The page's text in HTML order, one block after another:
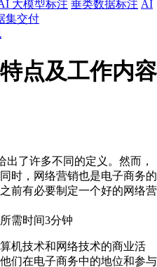
大模型标注 垂类数据标注 AI
集交付
点及工作内容
了许多不同的定义。然而，
时，网络营销也是电子商务的
前有必要制定一个好的网络营
需时间3分钟
技术和网络技术的商业活
们在电子商务中的地位和参与